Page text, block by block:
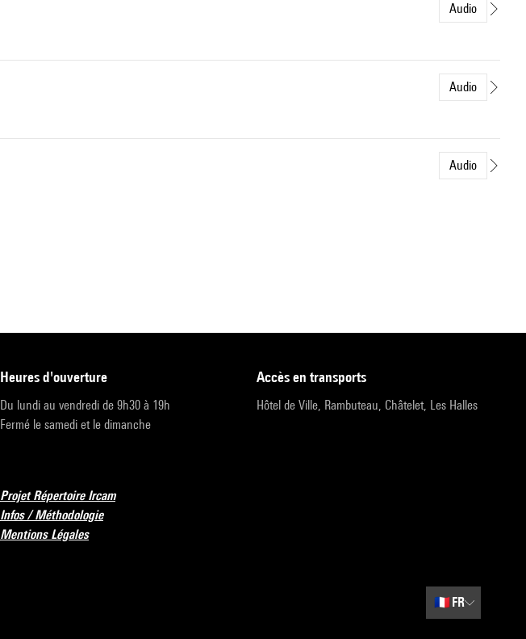
Audio
Audio
Audio
heures d'ouverture
Du lundi au vendredi de 9h30 à 19h
Fermé le samedi et le dimanche
accès en transports
Hôtel de Ville, Rambuteau, Châtelet, Les Halles
Projet Répertoire Ircam
Infos / Méthodologie
Mentions Légales
🇫🇷 FR